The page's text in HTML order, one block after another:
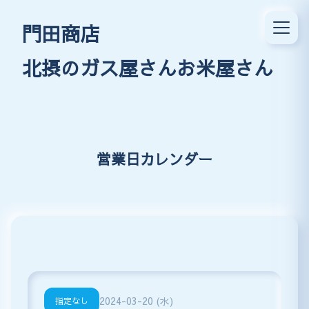
門田商店
北摂のガス屋さんお米屋さん
営業日カレンダー
指定なし 2024-03-20 (水)